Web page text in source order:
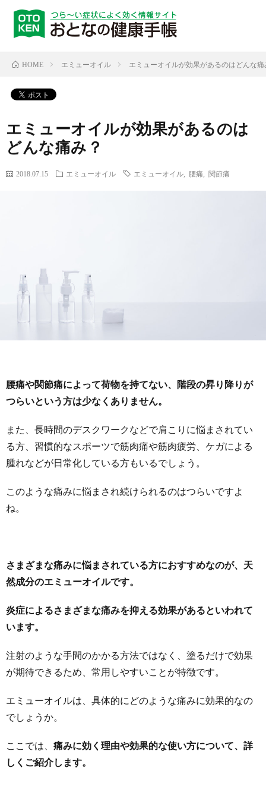
HOME エミューオイル エミューオイルが効果があるのはどんな痛
エミューオイルが効果があるのは
どんな痛み？
2018.07.15 エミューオイル エミューオイル 腰痛 関節痛
腰痛や関節痛によって荷物を持てない、階段の昇り降りが
つらいという方は少なくありません。
また、長時間のデスクワークなどで肩こりに悩まされてい
る方、習慣的なスポーツで筋肉痛や筋肉疲労、ケガによる
腫れなどが日常化している方もいるでしょう。
このような痛みに悩まされ続けられるのはつらいですよ
ね。
さまざまな痛みに悩まされている方におすすめなのが、天
然成分のエミューオイルです。
炎症によるさまざまな痛みを抑える効果があるといわれて
います。
注射のような手間のかかる方法ではなく、塗るだけで効果
が期待できるため、常用しやすいことが特徴です。
エミューオイルは、具体的にどのような痛みに効果的なの
でしょうか。
ここでは、 痛みに効く理由や効果的な使い方について、詳
しくご紹介します。